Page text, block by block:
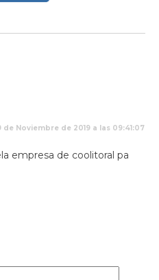
de Noviembre de 2019 a las 09:41:07
empresa de coolitoral pa